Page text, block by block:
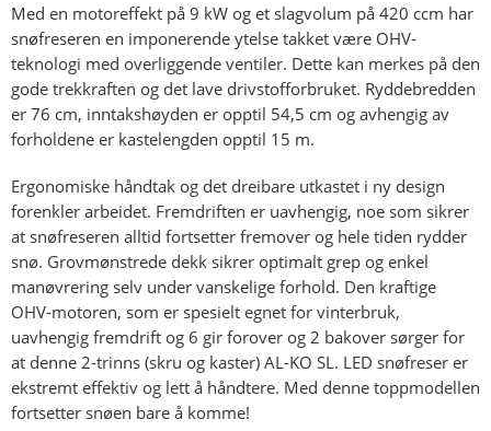
Med en motoreffekt på 9 kW og et slagvolum på 420 ccm har
snøfreseren en imponerende ytelse takket være OHV-
teknologi med overliggende ventiler. Dette kan merkes på den
gode trekkraften og det lave drivstofforbruket. Ryddebredden
er 76 cm, inntakshøyden er opptil 54,5 cm og avhengig av
forholdene er kastelengden opptil 15 m.
Ergonomiske håndtak og det dreibare utkastet i ny design
forenkler arbeidet. Fremdriften er uavhengig, noe som sikrer
at snøfreseren alltid fortsetter fremover og hele tiden rydder
snø. Grovmønstrede dekk sikrer optimalt grep og enkel
manøvrering selv under vanskelige forhold. Den kraftige
OHV-motoren, som er spesielt egnet for vinterbruk,
uavhengig fremdrift og 6 gir forover og 2 bakover sørger for
at denne 2-trinns (skru og kaster) AL-KO SL. LED snøfreser er
ekstremt effektiv og lett å håndtere. Med denne toppmodellen
fortsetter snøen bare å komme!